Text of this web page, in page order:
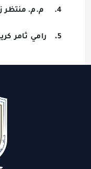
4
. م.م. منتظر
5
. رامي ثامر